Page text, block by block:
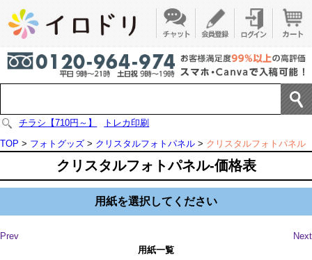
チラシ【710円～】
トレカ印刷
TOP > フォトグッズ > クリスタルフォトパネル > クリスタルフォトパネル
クリスタルフォトパネル-価格表
用紙を選択してください
Prev
Next
用紙一覧